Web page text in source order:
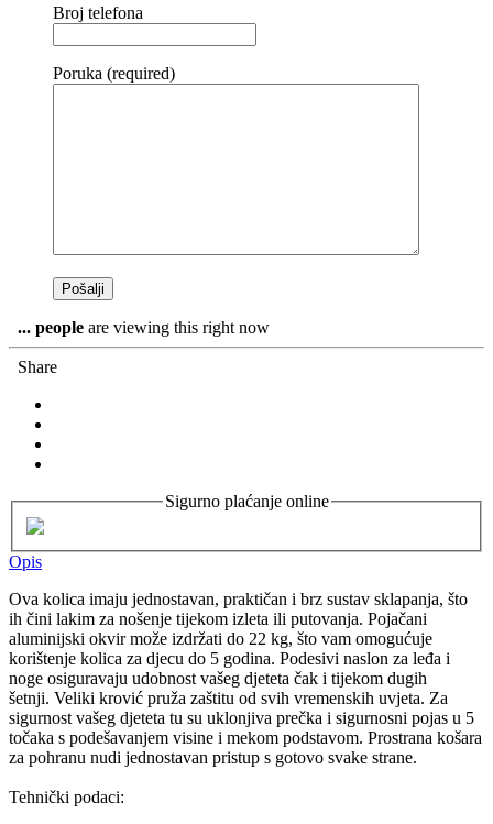
Broj telefona
Poruka (required)
... people are viewing this right now
Share
Sigurno plaćanje online
Opis
Ova kolica imaju jednostavan, praktičan i brz sustav sklapanja, što
ih čini lakim za nošenje tijekom izleta ili putovanja. Pojačani
aluminijski okvir može izdržati do 22 kg, što vam omogućuje
korištenje kolica za djecu do 5 godina. Podesivi naslon za leđa i
noge osiguravaju udobnost vašeg djeteta čak i tijekom dugih
šetnji. Veliki krović pruža zaštitu od svih vremenskih uvjeta. Za
sigurnost vašeg djeteta tu su uklonjiva prečka i sigurnosni pojas u 5
točaka s podešavanjem visine i mekom podstavom. Prostrana košara
za pohranu nudi jednostavan pristup s gotovo svake strane.
Tehnički podaci: